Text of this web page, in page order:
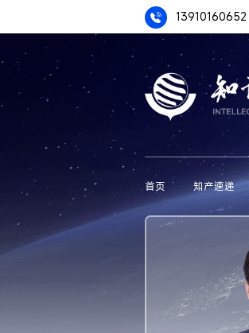
13910160652
首页 知产速递